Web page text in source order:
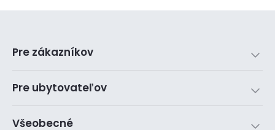
Pre zákazníkov
Pre ubytovateľov
Všeobecné